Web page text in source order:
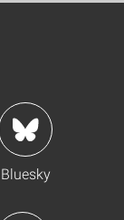
Bluesky